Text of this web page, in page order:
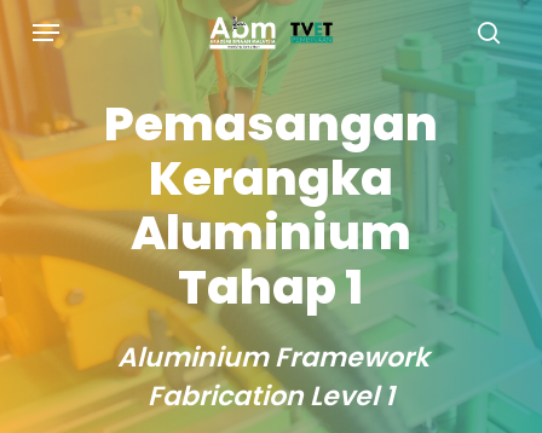
Skip
to
main
content
Menu
Pemasangan
Kerangka
Aluminium
Tahap 1
Aluminium Framework
Fabrication Level 1